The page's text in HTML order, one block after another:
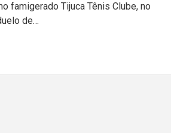
famigerado Tijuca Tênis Clube, no
de…